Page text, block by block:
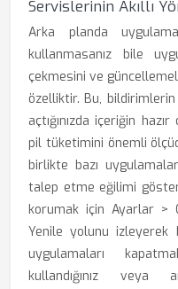
Servislerinin Akıllı
Arka planda
kullanmasanız bile
çekmesini ve
özelliktir. Bu,
açtığınızda içeriğin
pil tüketimini önemli
birlikte bazı
talep etme eğilimi
korumak için Ayarlar >
Yenile yolunu izleyerek
uygulamaları
kullandığınız veya